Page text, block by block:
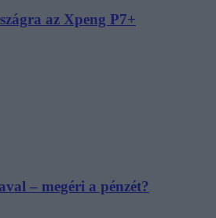
az Xpeng P7+
– megéri a pénzét?